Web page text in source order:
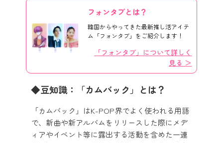
フォンタブとは？
韓国からやってきた最新推し活アイテ
ム「フォンタブ」をご紹介します！
「フォンタブ」について詳しく
見る ＞
豆知識：「カムバック」とは？
「カムバック」はK-POP界でよく使われる用語
で、新曲や新アルバムをリリースした際にメデ
ィアやイベント等に露出する活動を含めた一連